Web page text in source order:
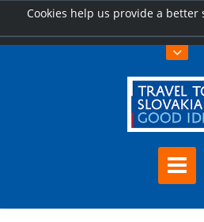
Cookies help us provide a better